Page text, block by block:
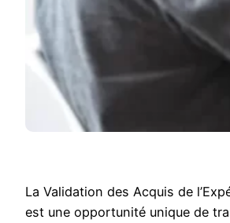
La Validation des Acquis de
est une opportunité unique de